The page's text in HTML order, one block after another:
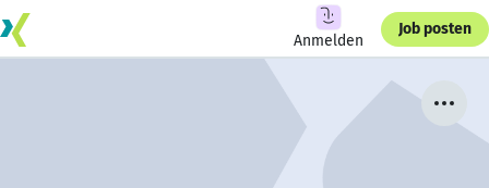
Anmelden
Job posten